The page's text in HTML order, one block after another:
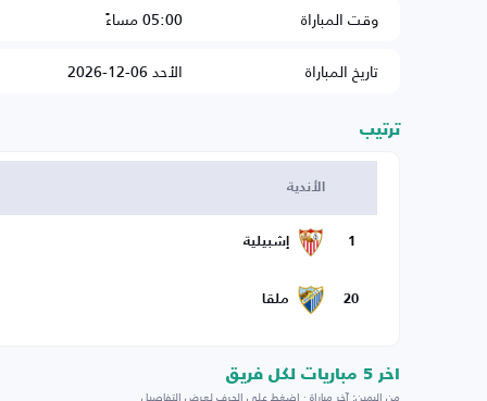
وقت المباراة
05:00 مساءً
تاريخ المباراة
الأحد 06-12-2026
ترتيب
الأندية
1 إشبيلية
20 ملقا
اخر 5 مباريات لكل فريق
من اليمين: آخر مباراة · اضغط على الحرف لعرض التفاصيل